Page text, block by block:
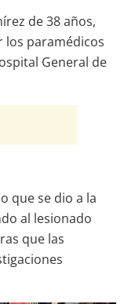
de 38 años,
los paramédicos
General de
que se dio a la
al lesionado
que las